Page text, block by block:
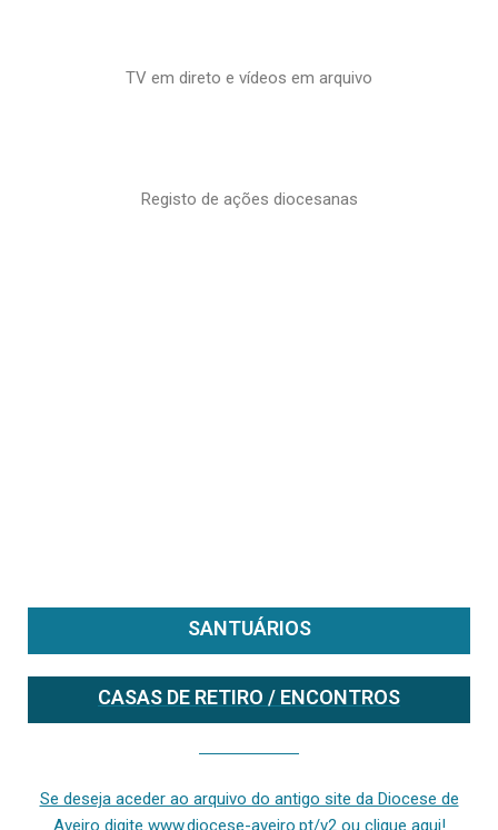
TV em direto e vídeos em arquivo
Registo de ações diocesanas
SANTUÁRIOS
CASAS DE RETIRO / ENCONTROS
Se deseja aceder ao arquivo do antigo site da Diocese de
Aveiro digite www.diocese-aveiro.pt/v2 ou clique aqui!